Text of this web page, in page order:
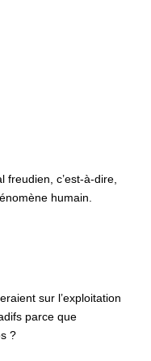
freudien, c’est-à-dire,
humain.
sur l’exploitation
parce que
?